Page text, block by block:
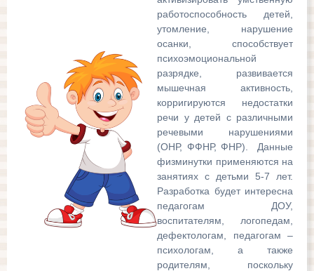
работоспособность детей,
утомление, нарушение
осанки, способствует
психоэмоциональной
разрядке, развивается
мышечная активность,
корригируются недостатки
речи у детей с различными
речевыми нарушениями
(ОНР, ФФНР, ФНР). Данные
физминутки применяются на
занятиях с детьми 5-7 лет.
Разработка будет интересна
педагогам ДОУ,
воспитателям, логопедам,
дефектологам, педагогам –
психологам, а также
родителям, поскольку